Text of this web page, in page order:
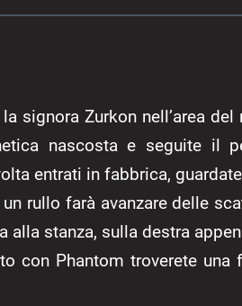
signora Zurkon nell’area
nascosta e seguite il
entrati in fabbrica,
rullo farà avanzare delle
alla stanza, sulla destra
con Phantom troverete